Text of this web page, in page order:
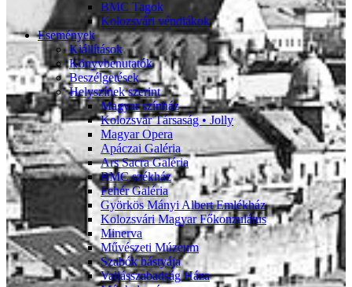
BMC Tagok
Kolozsvári véndiákok
Események
Kiállítások
Könyvbenutatók
Beszélgetések
Helyszínek szerint
Magyar színház
Kolozsvár Társaság • Jolly
Magyar Opera
Apáczai Galéria
Ars Sacra Galéria
BMC székház
Fehér Galéria
Györkös Mányi Albert Emlékház
Kolozsvári Magyar Főkonzulátus
Minerva
Művészeti Múzeum
Szabók bástyája
Vallásszabadság Háza